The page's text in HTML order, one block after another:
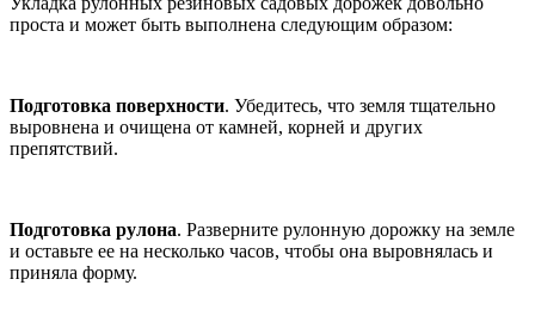
проста и может быть выполнена следующим образом:
Подготовка поверхности. Убедитесь, что земля тщательно
выровнена и очищена от камней, корней и других
препятствий.
Подготовка рулона. Разверните рулонную дорожку на земле
и оставьте ее на несколько часов, чтобы она выровнялась и
приняла форму.